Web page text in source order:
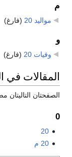
م
مواليد 20 (فارغ)
و
وفيات 20 (فارغ)
المقالات في
الصفحتان التاليتان
0
20
20 م